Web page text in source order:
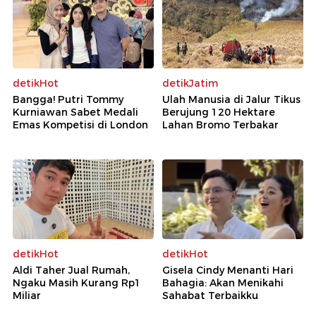
detikHot
Bangga! Putri Tommy
Kurniawan Sabet Medali
Emas Kompetisi di London
detikJatim
Ulah Manusia di Jalur Tikus
Berujung 120 Hektare
Lahan Bromo Terbakar
detikHot
Aldi Taher Jual Rumah,
Ngaku Masih Kurang Rp1
Miliar
detikHot
Gisela Cindy Menanti Hari
Bahagia: Akan Menikahi
Sahabat Terbaikku